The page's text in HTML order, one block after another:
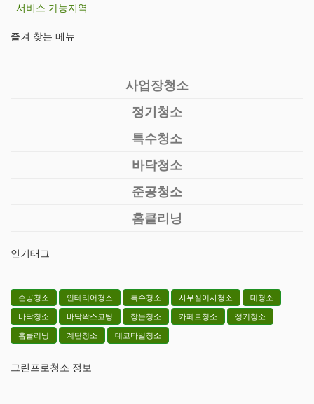
서비스 가능지역
즐겨 찾는 메뉴
사업장청소
정기청소
특수청소
바닥청소
준공청소
홈클리닝
인기태그
준공청소 인테리어청소 특수청소 사무실이사청소
대청소
바닥청소
바닥왁스코팅 창문청소 카페트청소
정기청소
홈클리닝
계단청소 데코타일청소
그린프로청소 정보